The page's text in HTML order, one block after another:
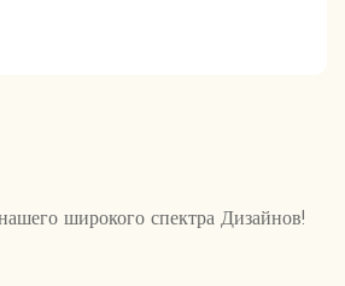
широкого спектра Дизайнов!